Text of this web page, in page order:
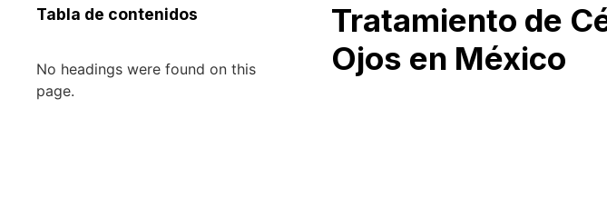
Tabla de contenidos
No headings were found on this
page.
Tratamiento de
Ojos en México